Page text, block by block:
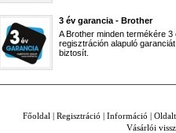
3 év garancia - Brother
A Brother minden termékére 3
regisztráción alapuló garanciát
biztosít.
Főoldal | Regisztráció | Információ |
Vásárlói